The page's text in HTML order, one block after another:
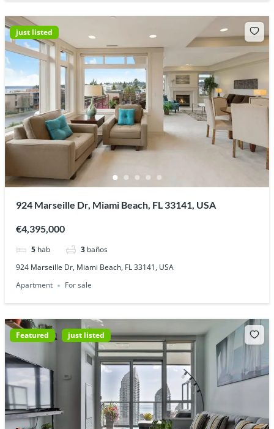
just listed
924 Marseille Dr, Miami Beach, FL 33141, USA
€4,395,000
5 hab 3 baños
924 Marseille Dr, Miami Beach, FL 33141, USA
Apartment
For sale
Featured just listed